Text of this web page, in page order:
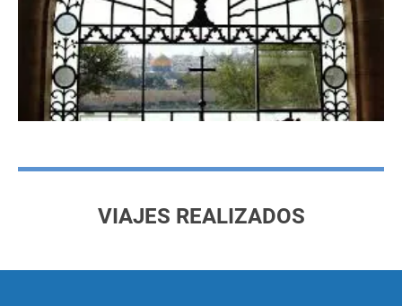
VIAJES REALIZADOS